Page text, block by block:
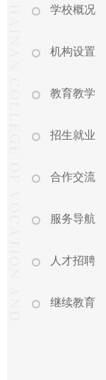
学校概况
机构设置
教育教学
招生就业
合作交流
服务导航
人才招聘
继续教育